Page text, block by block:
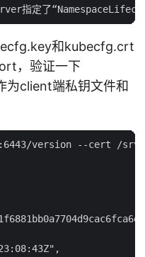
和kubecfg.crt
，验证一下
client端私钥文件和
version --cert /